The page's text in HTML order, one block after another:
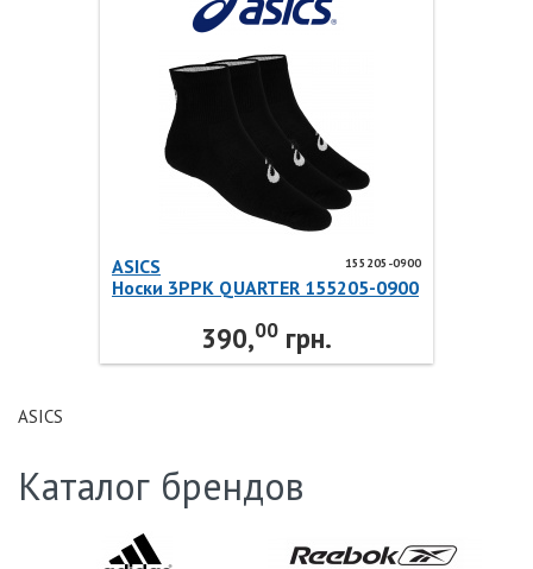
155205-0900
ASICS
Носки 3PPK QUARTER 155205-0900
390,00 грн.
ASICS
Каталог брендов